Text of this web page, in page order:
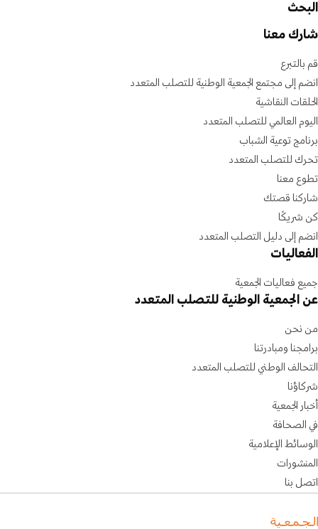
البحث
شارك معنا
قم بالتبرع
انضم إلى مجتمع الجمعية الوطنية للتصلب المتعدد
الحلقات النقاشية
اليوم العالمي للتصلب المتعدد
برنامج توعية الشباب
تحرك للتصلب المتعدد
تطوع معنا
شاركنا قصتك
كن شريكًا
انضم إلى دليل التصلب المتعدد
الفعاليات
جميع فعاليات الجمعية
عن الجمعية الوطنية للتصلب المتعدد
من نحن
برامجنا ومبادرتنا
التحالف الوطني للتصلب المتعدد
شركاؤنا
أخبار الجمعية
في الصحافة
الوسائط الإعلامية
المنشورات
اتصل بنا